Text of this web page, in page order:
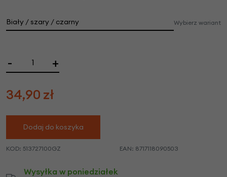
Biały / szary / czarny Wybierz wariant
- +
34,90 zł
Dodaj do koszyka
KOD: 513727100GZ EAN: 8717118090503
Wysyłka w poniedziałek